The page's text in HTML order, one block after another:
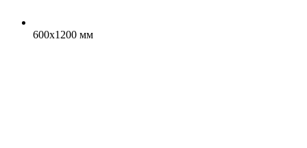
600x1200 мм